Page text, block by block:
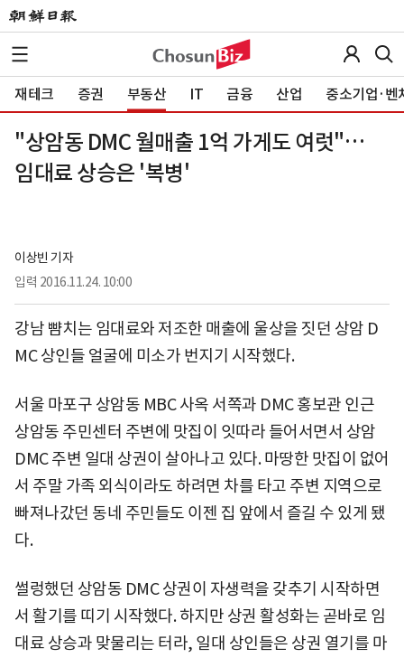
재테크 증권 부동산 IT 금융 산업 중소기업·벤
"상암동 DMC 월매출 1억 가게도 여럿"…
임대료 상승은 '복병'
이상빈 기자
입력 2016.11.24. 10:00
강남 뺨치는 임대료와 저조한 매출에 울상을 짓던 상암 D
MC 상인들 얼굴에 미소가 번지기 시작했다.
서울 마포구 상암동 MBC 사옥 서쪽과 DMC 홍보관 인근
상암동 주민센터 주변에 맛집이 잇따라 들어서면서 상암
DMC 주변 일대 상권이 살아나고 있다. 마땅한 맛집이 없어
서 주말 가족 외식이라도 하려면 차를 타고 주변 지역으로
빠져나갔던 동네 주민들도 이젠 집 앞에서 즐길 수 있게 됐
다.
썰렁했던 상암동 DMC 상권이 자생력을 갖추기 시작하면
서 활기를 띠기 시작했다. 하지만 상권 활성화는 곧바로 임
대료 상승과 맞물리는 터라, 일대 상인들은 상권 열기를 마